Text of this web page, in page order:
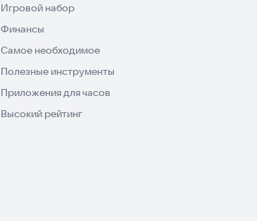
Игровой набор
Финансы
Самое необходимое
Полезные инструменты
Приложения для часов
Высокий рейтинг